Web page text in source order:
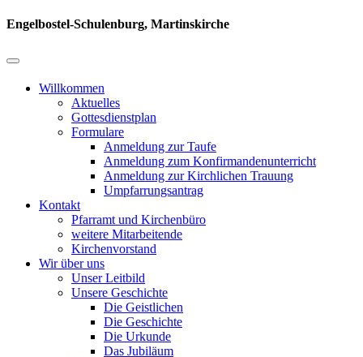
Engelbostel-Schulenburg, Martinskirche
Willkommen
Aktuelles
Gottesdienstplan
Formulare
Anmeldung zur Taufe
Anmeldung zum Konfirmandenunterricht
Anmeldung zur Kirchlichen Trauung
Umpfarrungsantrag
Kontakt
Pfarramt und Kirchenbüro
weitere Mitarbeitende
Kirchenvorstand
Wir über uns
Unser Leitbild
Unsere Geschichte
Die Geistlichen
Die Geschichte
Die Urkunde
Das Jubiläum